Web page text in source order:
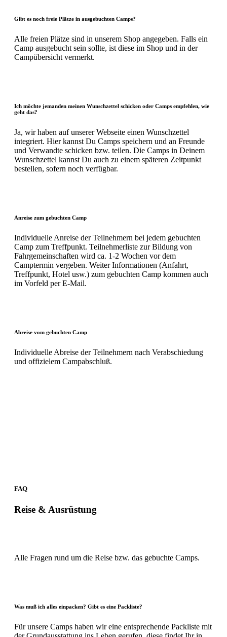
Gibt es noch freie Plätze in ausgebuchten Camps?
Alle freien Plätze sind in unserem Shop angegeben. Falls ein
Camp ausgebucht sein sollte, ist diese im Shop und in der
Campübersicht vermerkt.
Ich möchte jemanden meinen Wunschzettel schicken oder Camps empfehlen, wie
geht das?
Ja, wir haben auf unserer Webseite einen Wunschzettel
integriert. Hier kannst Du Camps speichern und an Freunde
und Verwandte schicken bzw. teilen. Die Camps in Deinem
Wunschzettel kannst Du auch zu einem späteren Zeitpunkt
bestellen, sofern noch verfügbar.
Anreise zum gebuchten Camp
Individuelle Anreise der Teilnehmern bei jedem gebuchten
Camp zum Treffpunkt. Teilnehmerliste zur Bildung von
Fahrgemeinschaften wird ca. 1-2 Wochen vor dem
Camptermin vergeben. Weiter Informationen (Anfahrt,
Treffpunkt, Hotel usw.) zum gebuchten Camp kommen auch
im Vorfeld per E-Mail.
Abreise vom gebuchten Camp
Individuelle Abreise der Teilnehmern nach Verabschiedung
und offizielem Campabschluß.
FAQ
Reise & Ausrüstung
Alle Fragen rund um die Reise bzw. das gebuchte Camps.
Was muß ich alles einpacken? Gibt es eine Packliste?
Für unsere Camps haben wir eine entsprechende Packliste mit